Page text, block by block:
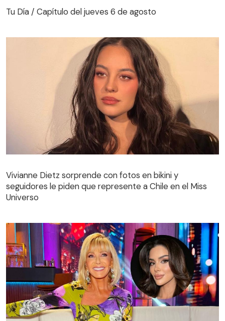
Tu Día / Capítulo del jueves 6 de agosto
Vivianne Dietz sorprende con fotos en bikini y
seguidores le piden que represente a Chile en el Miss
Universo